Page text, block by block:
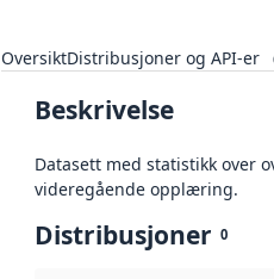
OversiktDistribusjoner og API-er
Beskrivelse
Datasett med statistikk over
videregående opplæring.
Distribusjoner 0